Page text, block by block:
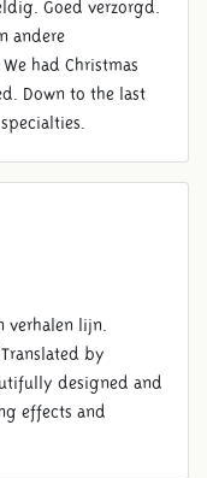
Goed verzorgd.
andere
had Christmas
Down to the last
verhalen lijn.
by
designed and
effects and